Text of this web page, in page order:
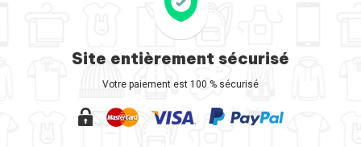
Site entièrement sécurisé
Votre paiement est 100 % sécurisé